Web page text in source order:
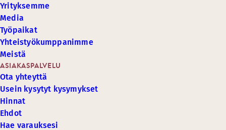
ASIAKASPALVELU
Ota yhteyttä
Usein kysytyt kysymykset
Hinnat
Ehdot
Hae varauksesi
Yrityksemme
Media
Työpaikat
Yhteistyökumppanimme
Meistä